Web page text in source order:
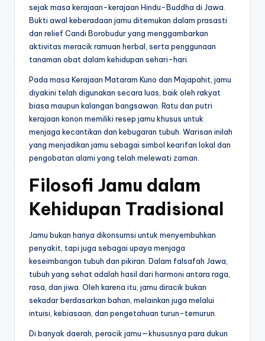
sejak masa kerajaan-kerajaan Hindu-Buddha di Jawa.
Bukti awal keberadaan jamu ditemukan dalam prasasti
dan relief Candi Borobudur yang menggambarkan
aktivitas meracik ramuan herbal, serta penggunaan
tanaman obat dalam kehidupan sehari-hari.
Pada masa Kerajaan Mataram Kuno dan Majapahit, jamu
diyakini telah digunakan secara luas, baik oleh rakyat
biasa maupun kalangan bangsawan. Ratu dan putri
kerajaan konon memiliki resep jamu khusus untuk
menjaga kecantikan dan kebugaran tubuh. Warisan inilah
yang menjadikan jamu sebagai simbol kearifan lokal dan
pengobatan alami yang telah melewati zaman.
Filosofi Jamu dalam
Kehidupan Tradisional
Jamu bukan hanya dikonsumsi untuk menyembuhkan
penyakit, tapi juga sebagai upaya menjaga
keseimbangan tubuh dan pikiran. Dalam falsafah Jawa,
tubuh yang sehat adalah hasil dari harmoni antara raga,
rasa, dan jiwa. Oleh karena itu, jamu diracik bukan
sekadar berdasarkan bahan, melainkan juga melalui
intuisi, kebiasaan, dan pengetahuan turun-temurun.
Di banyak daerah, peracik jamu—khususnya para dukun